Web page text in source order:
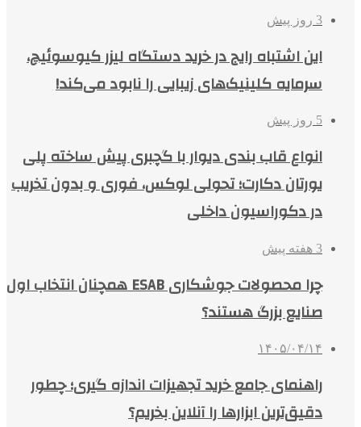
3 روز پیش
این اشتباه رایج در خرید دستگاه لیزر کیوسوئیچ،
سرمایه کلینیک‌های زیبایی را نابود می‌کند!
5 روز پیش
انواع قاب بندی دیوار با گچبری پیش ساخته پلی
یورتان دکارت؛ تحولی لوکس، فوری و بدون تخریب
در دکوراسیون داخلی
3 هفته پیش
چرا محصولات جوشکاری ESAB همچنان انتخاب اول
صنایع بزرگ هستند؟
۱۴۰۵/۰۴/۱۴
راهنمای جامع خرید تجهیزات اندازه گیری؛ چطور
دقیق‌ترین ابزارها را آنلاین بخریم؟